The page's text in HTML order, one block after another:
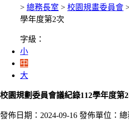
> 總務長室 > 校園規畫委員會
學年度第2次
字級：
小
中
大
校園規劃委員會議紀錄112學年度第
發佈日期：2024-09-16 發佈單位：總